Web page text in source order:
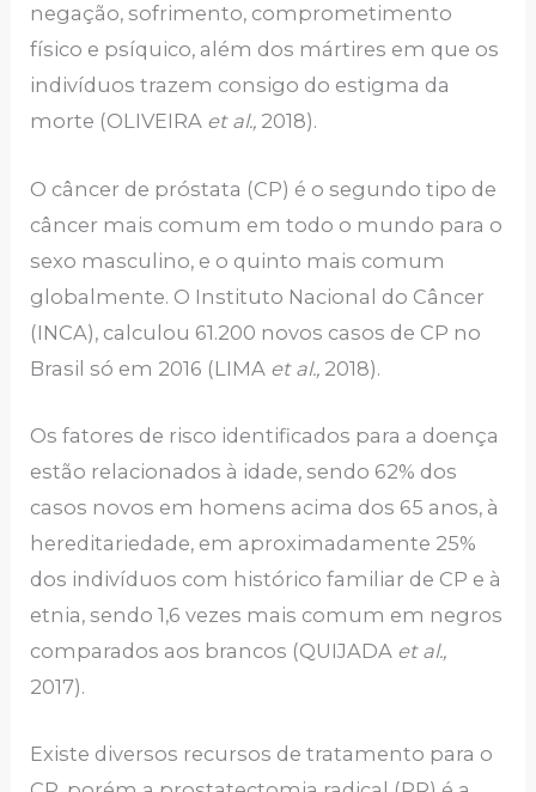
negação, sofrimento, comprometimento
físico e psíquico, além dos mártires em que os
indivíduos trazem consigo do estigma da
morte (OLIVEIRA et al., 2018).
O câncer de próstata (CP) é o segundo tipo de
câncer mais comum em todo o mundo para o
sexo masculino, e o quinto mais comum
globalmente. O Instituto Nacional do Câncer
(INCA), calculou 61.200 novos casos de CP no
Brasil só em 2016 (LIMA et al., 2018).
Os fatores de risco identificados para a doença
estão relacionados à idade, sendo 62% dos
casos novos em homens acima dos 65 anos, à
hereditariedade, em aproximadamente 25%
dos indivíduos com histórico familiar de CP e à
etnia, sendo 1,6 vezes mais comum em negros
comparados aos brancos (QUIJADA et al.,
2017).
Existe diversos recursos de tratamento para o